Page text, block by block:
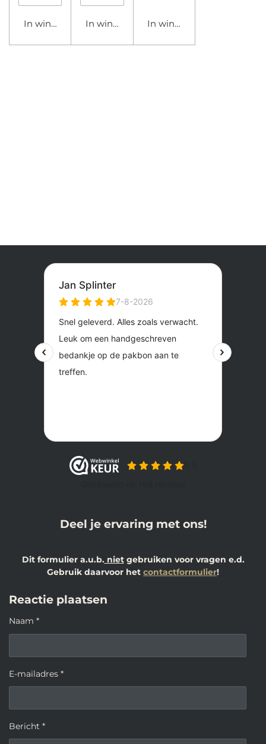
In winkelwagenIn winkelwagenIn winkelwagen
Deel je ervaring met ons!
Dit formulier a.u.b.nietgebruiken voor vragen e.d.
Gebruik daarvoor het contactformulier!
Reactie plaatsen
Naam *
E-mailadres *
Bericht *